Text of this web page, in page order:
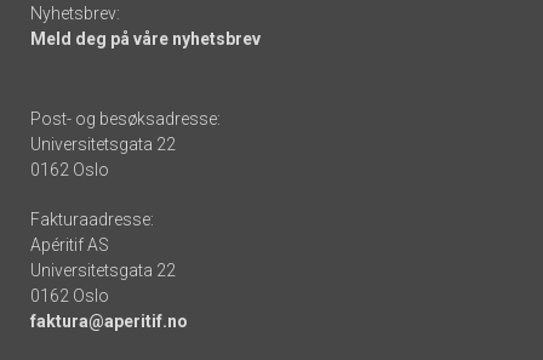
Nyhetsbrev:
Meld deg på våre nyhetsbrev
Post- og besøksadresse:
Universitetsgata 22
0162 Oslo
Fakturaadresse:
Apéritif AS
Universitetsgata 22
0162 Oslo
faktura@aperitif.no